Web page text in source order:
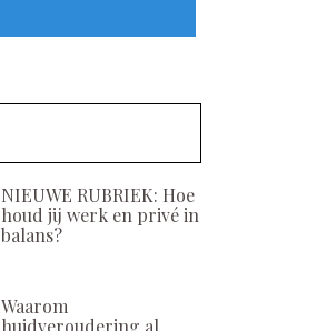
NIEUWE RUBRIEK: Hoe
houd jij werk en privé in
balans?
Waarom
huidveroudering al